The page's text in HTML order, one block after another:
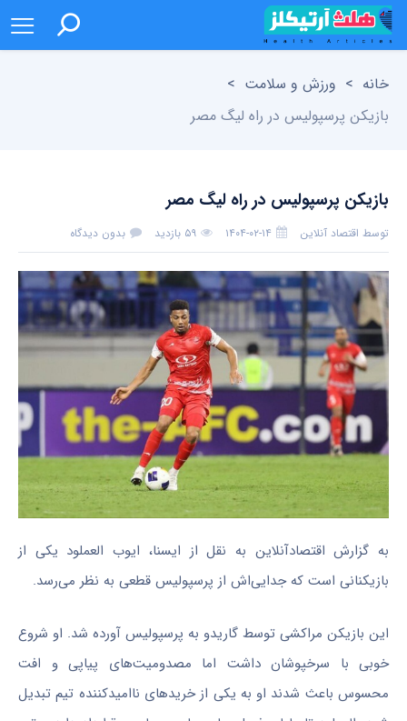
خانه > ورزش و سلامت >
بازیکن پرسپولیس در راه لیگ مصر
بازیکن پرسپولیس در راه لیگ مصر
توسط اقتصاد آنلاین ۱۴۰۴-۰۲-۱۴ ۵۹ بازدید بدون دیدگاه
به گزارش اقتصادآنلاین به نقل از ایسنا، ایوب العملود یکی از
بازیکنانی است که جدایی‌اش از پرسپولیس قطعی به نظر می‌رسد.
این بازیکن مراکشی توسط گاریدو به پرسپولیس آورده شد. او شروع
خوبی با سرخپوشان داشت اما مصدومیت‌های پیاپی و افت
محسوس باعث شدند او به یکی از خریدهای ناامیدکننده تیم تبدیل